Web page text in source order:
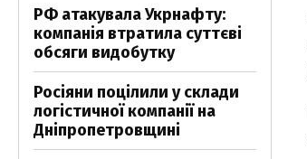
РФ атакувала Укрнафту:
компанія втратила суттєві
обсяги видобутку
Росіяни поцілили у склади
логістичної компанії на
Дніпропетровщині